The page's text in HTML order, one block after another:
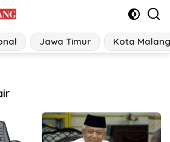
Jawa Timur Kota Malang